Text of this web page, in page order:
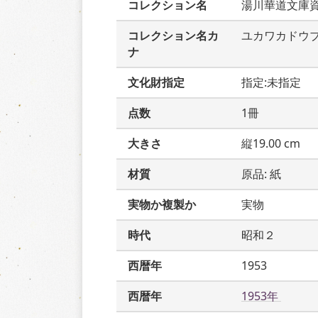
コレクション名
湯川華道文庫
コレクション名カ
ナ
ユカワカドウ
文化財指定
指定:未指定
点数
1冊
大きさ
縦19.00 cm
材質
原品: 紙
実物か複製か
実物
時代
昭和２
西暦年
1953
西暦年
1953年